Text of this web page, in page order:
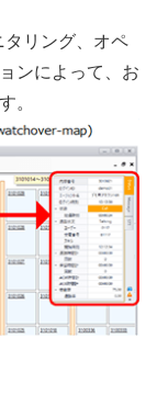
リング、オペ
ンによって、お
。